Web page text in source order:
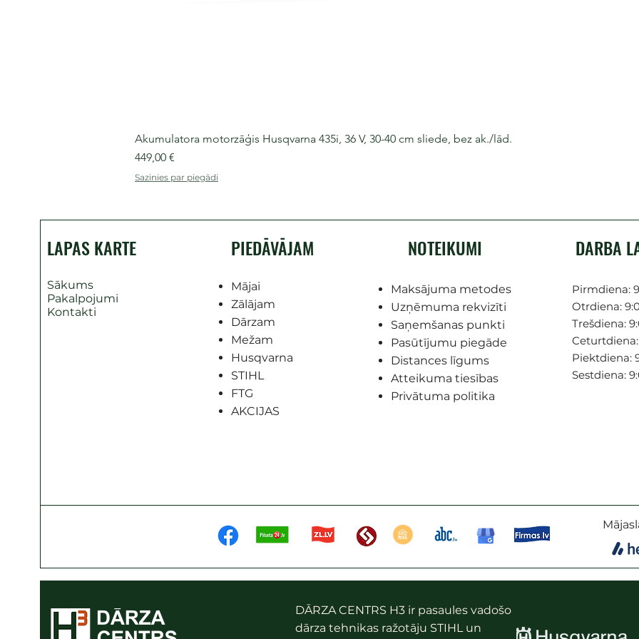
Akumulatora motorzāģis Husqvarna 435i, 36 V, 30-40 cm sliede, bez ak./lād.
Cena
449,00 €
Sazinies par piegādi
LAPAS KARTE
Sākums
Pakalpojumi
Kontakti
PIEDĀVĀJAM
Mājai
Zālājam
Dārzam
Mežam
Husqvarna
STIHL
FTG
AKCIJAS
NOTEIKUMI
Maksājuma metodes
Uzņēmuma rekvizīti
Saņemšanas punkti
Pasūtījumu piegāde
Distances līgums
Atteikuma tiesības
Privātuma politika
DARBA
Pirmdiena:
Otrdiena:
Trešdiena:
Ceturtdiena:
Piektdiena:
Sestdiena:
DĀRZA CENTRS H3 ir pasaules vadošo
dārza tehnikas ražotāju STIHL un